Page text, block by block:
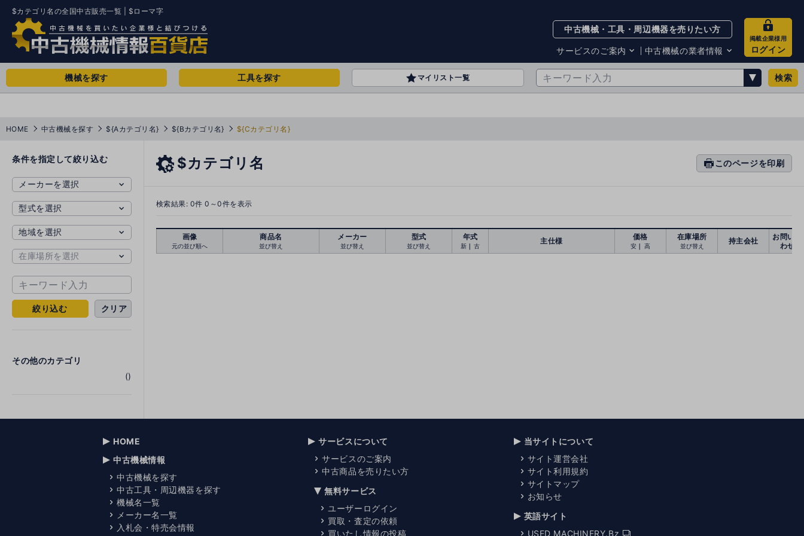
$カテゴリ名の全国中古販売一覧 | $ローマ字
中古機械・工具・周辺機器を売りたい方
サービスのご案内
サービスのご案内
お知らせ
中古機械の業者情報
買取・査定業者リスト
掲載企業様用
ログイン
機械を探す 工具を探す マイリスト一覧 検索
HOME 中古機械を探す ${Aカテゴリ名} ${Bカテゴリ名} ${Cカテゴリ名}
条件を指定して絞り込む
絞り込む クリア
その他のカテゴリ
()
$カテゴリ名
prin このページを印刷
検索結果: 0件 0～0件を表示
画像
元の並び順へ
商品名
並び替え
メーカー
並び替え
型式
並び替え
年式
新｜古
主仕様 価格
安 ｜ 高
在庫場所
並び替え
持主会社
お問い合
わせ
HOME
中古機械情報
中古機械を探す
中古工具・周辺機器を探す
機械名一覧
メーカー名一覧
入札会・特売会情報
サービスについて
サービスのご案内
中古商品を売りたい方
無料サービス
ユーザーログイン
買取・査定の依頼
買いたし情報の投稿
当サイトについて
サイト運営会社
サイト利用規約
サイトマップ
お知らせ
英語サイト
USED MACHINERY.Bz